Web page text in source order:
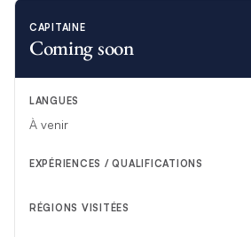
CAPITAINE
Coming soon
LANGUES
À venir
EXPÉRIENCES / QUALIFICATIONS
RÉGIONS VISITÉES